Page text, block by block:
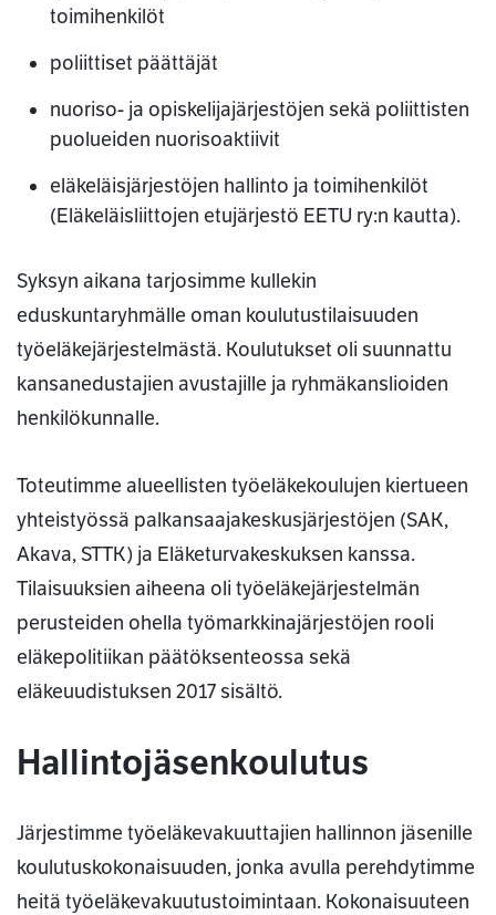
toimihenkilöt
poliittiset päättäjät
nuoriso- ja opiskelijajärjestöjen sekä poliittisten
puolueiden nuorisoaktiivit
eläkeläisjärjestöjen hallinto ja toimihenkilöt
(Eläkeläisliittojen etujärjestö EETU ry:n kautta).
Syksyn aikana tarjosimme kullekin
eduskuntaryhmälle oman koulutustilaisuuden
työeläkejärjestelmästä. Koulutukset oli suunnattu
kansanedustajien avustajille ja ryhmäkanslioiden
henkilökunnalle.
Toteutimme alueellisten työeläkekoulujen kiertueen
yhteistyössä palkansaajakeskusjärjestöjen (SAK,
Akava, STTK) ja Eläketurvakeskuksen kanssa.
Tilaisuuksien aiheena oli työeläkejärjestelmän
perusteiden ohella työmarkkinajärjestöjen rooli
eläkepolitiikan päätöksenteossa sekä
eläkeuudistuksen 2017 sisältö.
Hallintojäsenkoulutus
Järjestimme työeläkevakuuttajien hallinnon jäsenille
koulutuskokonaisuuden, jonka avulla perehdytimme
heitä työeläkevakuutustoimintaan. Kokonaisuuteen